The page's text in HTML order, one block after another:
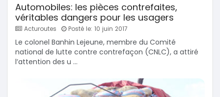
Automobiles: les pièces contrefaites,
véritables dangers pour les usagers
Acturoutes Posté le: 10 juin 2017
Le colonel Banhin Lejeune, membre du Comité
national de lutte contre contrefaçon (CNLC), a attiré
l’attention des u ...